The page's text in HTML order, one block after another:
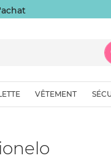
VÊTEMENT